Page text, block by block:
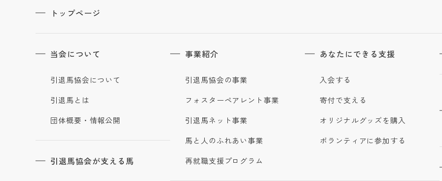
トップページ
当会について
引退馬協会について
引退馬とは
団体概要・情報公開
引退馬協会が支える馬
事業紹介
引退馬協会の事業
フォスターペアレント事業
引退馬ネット事業
馬と人のふれあい事業
再就職支援プログラム
あなたにできる支援
入会する
寄付で支える
オリジナルグッズを購入
ボランティアに参加する